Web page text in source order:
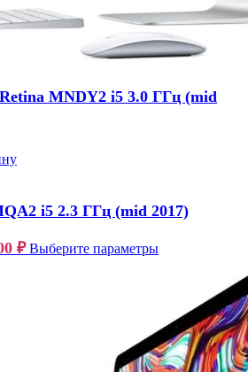
MNDY2 i5 3.0 ГГц (mid
i5 2.3 ГГц (mid 2017)
₽ Выберите параметры